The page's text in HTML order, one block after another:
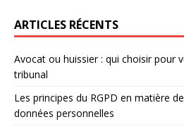
ARTICLES RÉCENTS
Avocat ou huissier : qui choisir pour
tribunal
Les principes du RGPD en matière
données personnelles